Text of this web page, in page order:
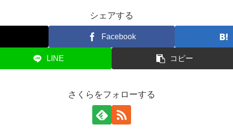
シェアする
Facebook
LINE コピー
さくらをフォローする